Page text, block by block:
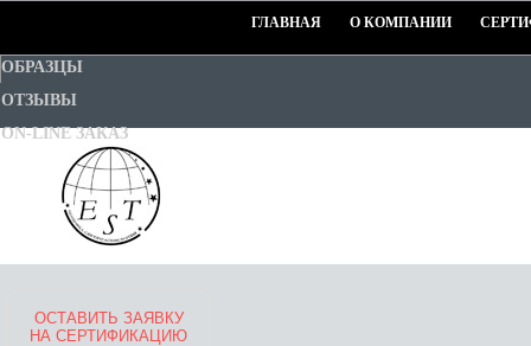
ГЛАВНАЯ О КОМПАНИИ
ОБРАЗЦЫ
ОТЗЫВЫ
ON-LINE ЗАКАЗ
ОСТАВИТЬ ЗАЯВКУ
НА СЕРТИФИКАЦИЮ